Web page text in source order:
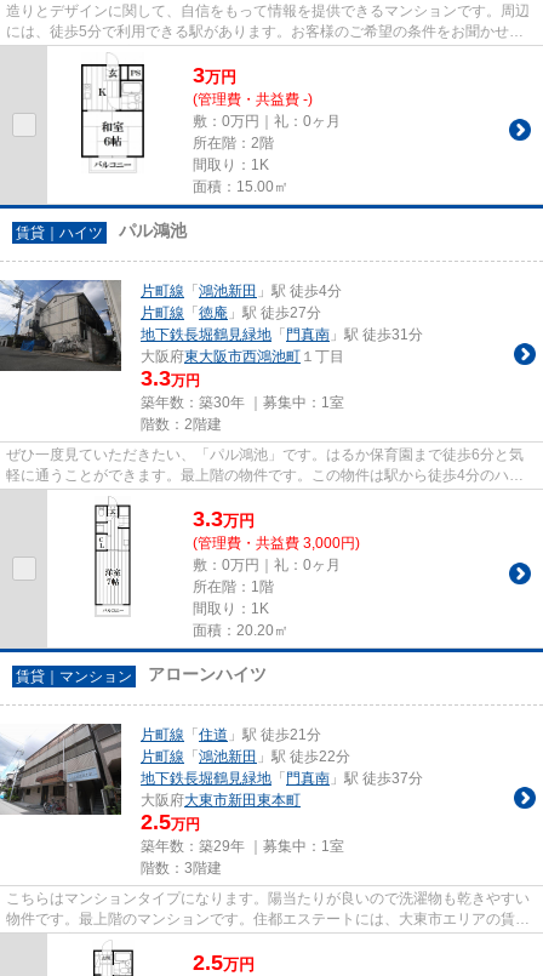
造りとデザインに関して、自信をもって情報を提供できるマンションです。周辺
には、徒歩5分で利用できる駅があります。お客様のご希望の条件をお聞かせ下
さい。当社からお客様のお求め...
3万円
(管理費・共益費 -)
敷：0万円｜礼：0ヶ月
所在階：2階
間取り：1K
面積：15.00㎡
賃貸｜ハイツ パル鴻池
片町線 「 鴻池新田 」駅 徒歩4分
片町線 「 徳庵 」駅 徒歩27分
地下鉄長堀鶴見緑地 「 門真南 」駅 徒歩31分
大阪府東大阪市西鴻池町 １丁目
3.3万円
築年数：築30年 ｜募集中： 1室
階数：2階建
ぜひ一度見ていただきたい、「パル鴻池」です。はるか保育園まで徒歩6分と気
軽に通うことができます。最上階の物件です。この物件は駅から徒歩4分のハイ
ツです。住都エステートでは片...
3.3万円
(管理費・共益費 3,000円)
敷：0万円｜礼：0ヶ月
所在階：1階
間取り：1K
面積：20.20㎡
賃貸｜マンション アローンハイツ
片町線 「 住道 」駅 徒歩21分
片町線 「 鴻池新田 」駅 徒歩22分
地下鉄長堀鶴見緑地 「 門真南 」駅 徒歩37分
大阪府大東市新田東本町
2.5万円
築年数：築29年 ｜募集中： 1室
階数：3階建
こちらはマンションタイプになります。陽当たりが良いので洗濯物も乾きやすい
物件です。最上階のマンションです。住都エステートには、大東市エリアの賃貸
情報が豊富です。もちろん、...
2.5万円